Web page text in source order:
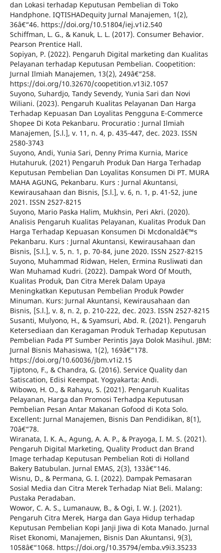
dan Lokasi terhadap Keputusan Pembelian di Toko
Handphone. IQTISHADequity Jurnal Manajemen, 1(2),
36â€“46. https://doi.org/10.51804/iej.v1i2.540
Schiffman, L. G., & Kanuk, L. L. (2017). Consumer Behavior.
Pearson Prentice Hall.
Sopiyan, P. (2022). Pengaruh Digital marketing dan Kualitas
Pelayanan terhadap Keputusan Pembelian. Coopetition:
Jurnal Ilmiah Manajemen, 13(2), 249â€“258.
https://doi.org/10.32670/coopetition.v13i2.1057
Suyono, Suhardjo, Tandy Sevendy, Yunia Sari dan Novi
Wiliani. (2023). Pengaruh Kualitas Pelayanan Dan Harga
Terhadap Kepuasan Dan Loyalitas Pengguna E-Commerce
Shopee Di Kota Pekanbaru. Procuratio : Jurnal Ilmiah
Manajemen, [S.l.], v. 11, n. 4, p. 435-447, dec. 2023. ISSN
2580-3743
Suyono, Andi, Yunia Sari, Denny Prima Kurnia, Marice
Hutahuruk. (2021) Pengaruh Produk Dan Harga Terhadap
Keputusan Pembelian Dan Loyalitas Konsumen Di PT. MURA
MAHA AGUNG, Pekanbaru. Kurs : Jurnal Akuntansi,
Kewirausahaan dan Bisnis, [S.l.], v. 6, n. 1, p. 41-52, june
2021. ISSN 2527-8215
Suyono, Mario Paska Halim, Mukhsin, Peri Akri. (2020).
Analisis Pengaruh Kualitas Pelayanan, Kualitas Produk Dan
Harga Terhadap Kepuasan Konsumen Di Mcdonaldâ€™s
Pekanbaru. Kurs : Jurnal Akuntansi, Kewirausahaan dan
Bisnis, [S.l.], v. 5, n. 1, p. 70-84, june 2020. ISSN 2527-8215
Suyono, Muhammad Ridwan, Helen, Ermina Rusliwati dan
Wan Muhamad Kudri. (2022). Dampak Word Of Mouth,
Kualitas Produk, Dan Citra Merek Dalam Upaya
Meningkatkan Keputusan Pembelian Produk Powder
Minuman. Kurs: Jurnal Akuntansi, Kewirausahaan dan
Bisnis, [S.l.], v. 8, n. 2, p. 210-222, dec. 2023. ISSN 2527-8215
Susanti, Mulyono, H., & Syamsuri, Abd. R. (2021). Pengaruh
Ketersediaan dan Keragaman Produk Terhadap Keputusan
Pembelian Pada PT Sumber Perintis Jaya Dolok Masihul. JBM:
Jurnal Bisnis Mahasiswa, 1(2), 169â€“178.
https://doi.org/10.60036/jbm.v1i2.15
Tjiptono, F., & Chandra, G. (2016). Service Quality dan
Satiscation, Edisi Keempat. Yogyakarta: Andi.
Wibowo, H. O., & Rahayu, S. (2021). Pengaruh Kualitas
Pelayanan, Harga dan Promosi Terhadpa Keputusan
Pembelian Pesan Antar Makanan Gofood di Kota Solo.
Excellent: Jurnal Manajemen, Bisnis Dan Pendidikan, 8(1),
70â€“78.
Wiranata, I. K. A., Agung, A. A. P., & Prayoga, I. M. S. (2021).
Pengaruh Digital Marketing, Quality Product dan Brand
Image terhadap Keputusan Pembelian Roti di Holland
Bakery Batubulan. Jurnal EMAS, 2(3), 133â€“146.
Wisnu, D., & Permana, G. I. (2022). Dampak Pemasaran
Sosial Media dan Citra Merek Terhadap Niat Beli. Malang:
Pustaka Peradaban.
Wowor, C. A. S., Lumanauw, B., & Ogi, I. W. J. (2021).
Pengaruh Citra Merek, Harga dan Gaya Hidup terhadap
Keputusan Pembelian Kopi Janji Jiwa di Kota Manado. Jurnal
Riset Ekonomi, Manajemen, Bisnis Dan Akuntansi, 9(3),
1058â€“1068. https://doi.org/10.35794/emba.v9i3.35233